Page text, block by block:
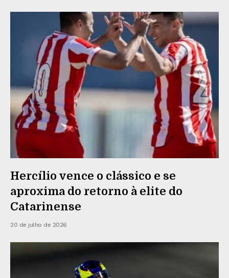
Hercílio vence o clássico e se
aproxima do retorno à elite do
Catarinense
20 de julho de 2026